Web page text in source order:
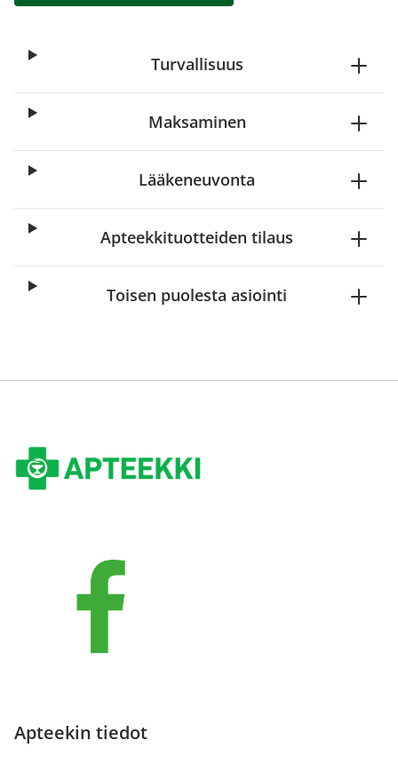
Turvallisuus
Maksaminen
Lääkeneuvonta
Apteekkituotteiden tilaus
Toisen puolesta asiointi
Apteekin tiedot